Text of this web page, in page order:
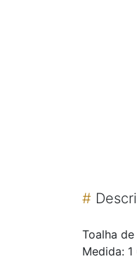
#
Toalha
Medida: